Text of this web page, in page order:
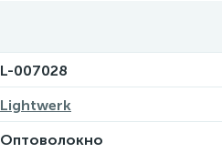
L-007028
Lightwerk
Оптоволокно